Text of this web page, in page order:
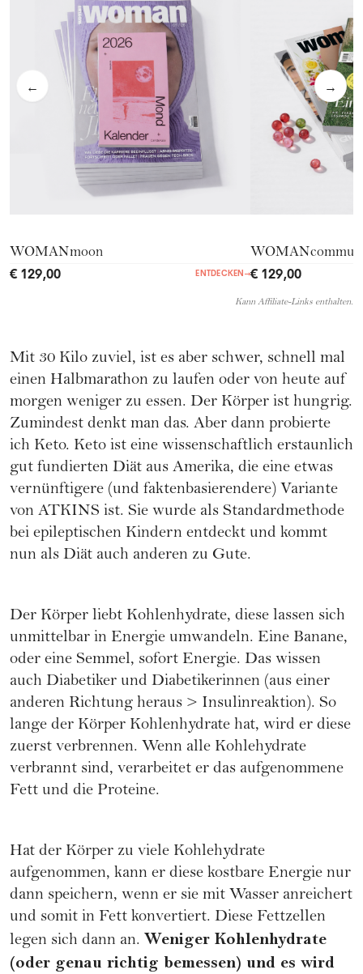
← →
WOMANmoon
€ 129,00 ENTDECKEN →€ 129,00
Kann Affiliate-Links enthalten.
Mit 30 Kilo zuviel, ist es aber schwer, schnell mal
einen Halbmarathon zu laufen oder von heute auf
morgen weniger zu essen. Der Körper ist hungrig.
Zumindest denkt man das. Aber dann probierte
ich Keto. Keto ist eine wissenschaftlich erstaunlich
gut fundierten Diät aus Amerika, die eine etwas
vernünftigere (und faktenbasierendere) Variante
von ATKINS ist. Sie wurde als Standardmethode
bei epileptischen Kindern entdeckt und kommt
nun als Diät auch anderen zu Gute.
Der Körper liebt Kohlenhydrate, diese lassen sich
unmittelbar in Energie umwandeln. Eine Banane,
oder eine Semmel, sofort Energie. Das wissen
auch Diabetiker und Diabetikerinnen (aus einer
anderen Richtung heraus > Insulinreaktion). So
lange der Körper Kohlenhydrate hat, wird er diese
zuerst verbrennen. Wenn alle Kohlehydrate
verbrannt sind, verarbeitet er das aufgenommene
Fett und die Proteine.
Hat der Körper zu viele Kohlehydrate
aufgenommen, kann er diese kostbare Energie nur
dann speichern, wenn er sie mit Wasser anreichert
und somit in Fett konvertiert. Diese Fettzellen
legen sich dann an. Weniger Kohlenhydrate
(oder genau richtig bemessen) und es wird